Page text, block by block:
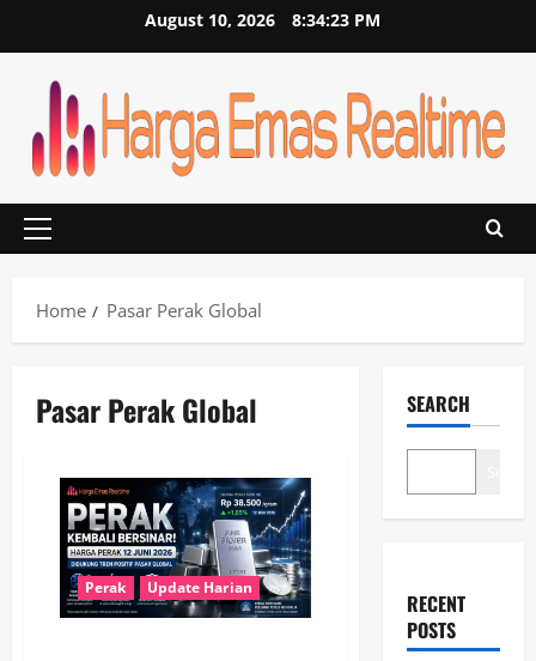
August 10, 2026 8:34:23 PM
Primary
Home
Pasar Perak Global
Pasar Perak Global
Perak Update Harian
SEARCH
RECENT
POSTS